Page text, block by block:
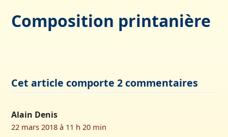
Composition printanière
Cet article comporte 2 commentaires
Alain Denis
22 mars 2018 à 11 h 20 min